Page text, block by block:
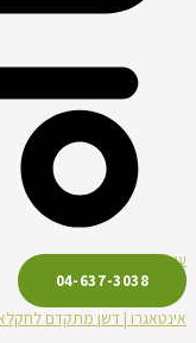
עגלת קניות
04-637-3038
אינטאגרו | דשן מתקדם